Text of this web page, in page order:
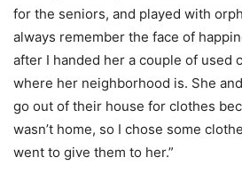
for the seniors, and played with
always remember the face of
after I handed her a couple of used
where her neighborhood is. She
go out of their house for clothes
wasn’t home, so I chose some
went to give them to her.”